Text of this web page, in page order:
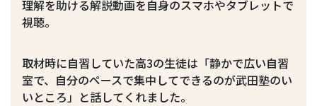
理解を助ける解説動画を自身のスマホやタブレットで
視聴。
取材時に自習していた高3の生徒は「静かで広い自習
室で、自分のペースで集中してできるのが武田塾のい
いところ」と話してくれました。